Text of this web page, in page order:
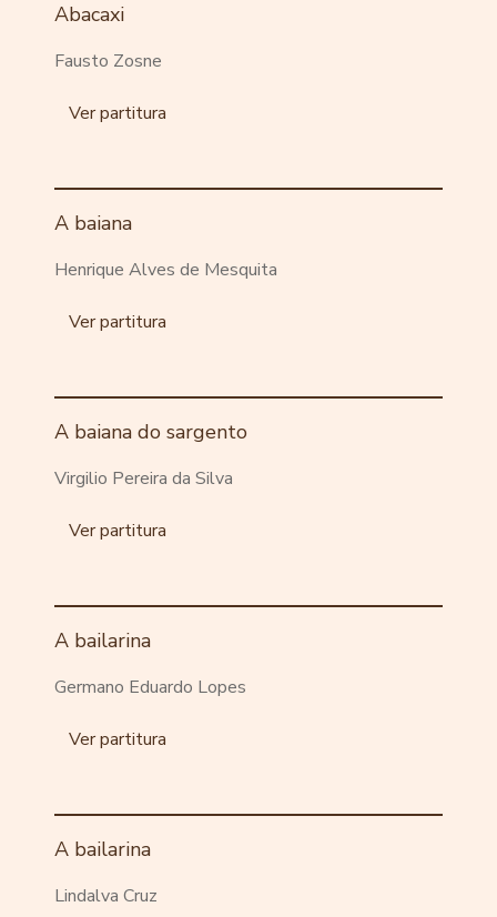
Abacaxi
Fausto Zosne
Ver partitura
A baiana
Henrique Alves de Mesquita
Ver partitura
A baiana do sargento
Virgilio Pereira da Silva
Ver partitura
A bailarina
Germano Eduardo Lopes
Ver partitura
A bailarina
Lindalva Cruz